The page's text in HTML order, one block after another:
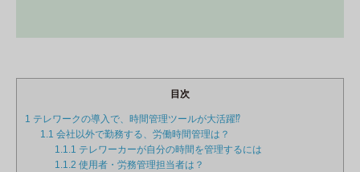
目次
1 テレワークの導入で、時間管理ツールが大活躍⁉
1.1 会社以外で勤務する、労働時間管理は？
1.1.1 テレワーカーが自分の時間を管理するには
1.1.2 使用者・労務管理担当者は？